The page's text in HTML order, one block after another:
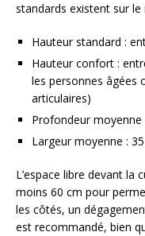
standards existent sur le
Hauteur standard :
Hauteur confort :
les personnes âgées
articulaires)
Profondeur
Largeur moyenne :
L’espace libre devant la
moins 60 cm pour
les côtés, un
est recommandé, bien